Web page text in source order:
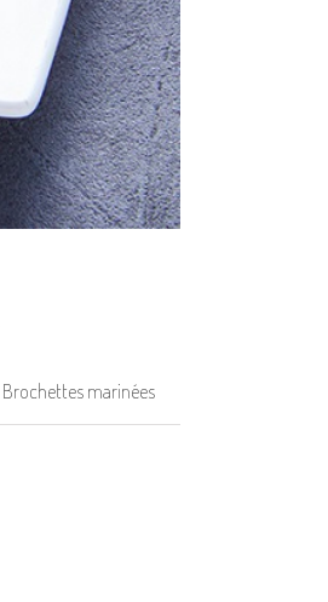
Brochettes marinées